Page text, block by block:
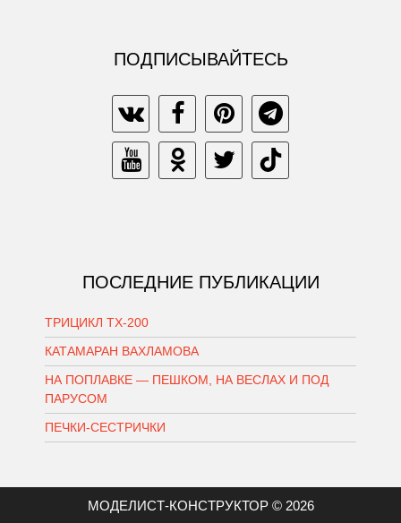
ПОДПИСЫВАЙТЕСЬ
ПОСЛЕДНИЕ ПУБЛИКАЦИИ
ТРИЦИКЛ ТХ-200
КАТАМАРАН ВАХЛАМОВА
НА ПОПЛАВКЕ — ПЕШКОМ, НА ВЕСЛАХ И ПОД
ПАРУСОМ
ПЕЧКИ-СЕСТРИЧКИ
МОДЕЛИСТ-КОНСТРУКТОР © 2026